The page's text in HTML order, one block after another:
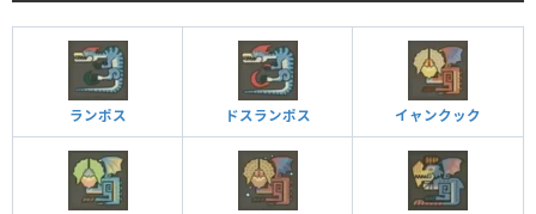
ランポス ドスランポス イャンクック